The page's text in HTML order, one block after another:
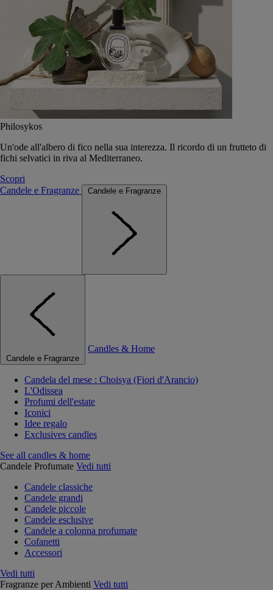
Philosykos
Un'ode all'albero di fico nella sua interezza. Il ricordo di un frutteto di
fichi selvatici in riva al Mediterraneo.
Scopri
Candele e Fragranze
Candele e Fragranze
Candele e Fragranze
Candles & Home
Candela del mese : Choisya (Fiori d'Arancio)
L'Odissea
Profumi dell'estate
Iconici
Idee regalo
Exclusives candles
See all candles & home
Candele Profumate Vedi tutti
Candele classiche
Candele grandi
Candele piccole
Candele esclusive
Candele a colonna profumate
Cofanetti
Accessori
Vedi tutti
Fragranze per Ambienti Vedi tutti